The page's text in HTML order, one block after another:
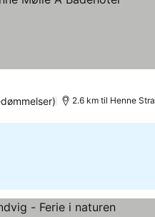
2.6 km til Henne